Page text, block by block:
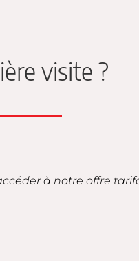
visite ?
à notre offre